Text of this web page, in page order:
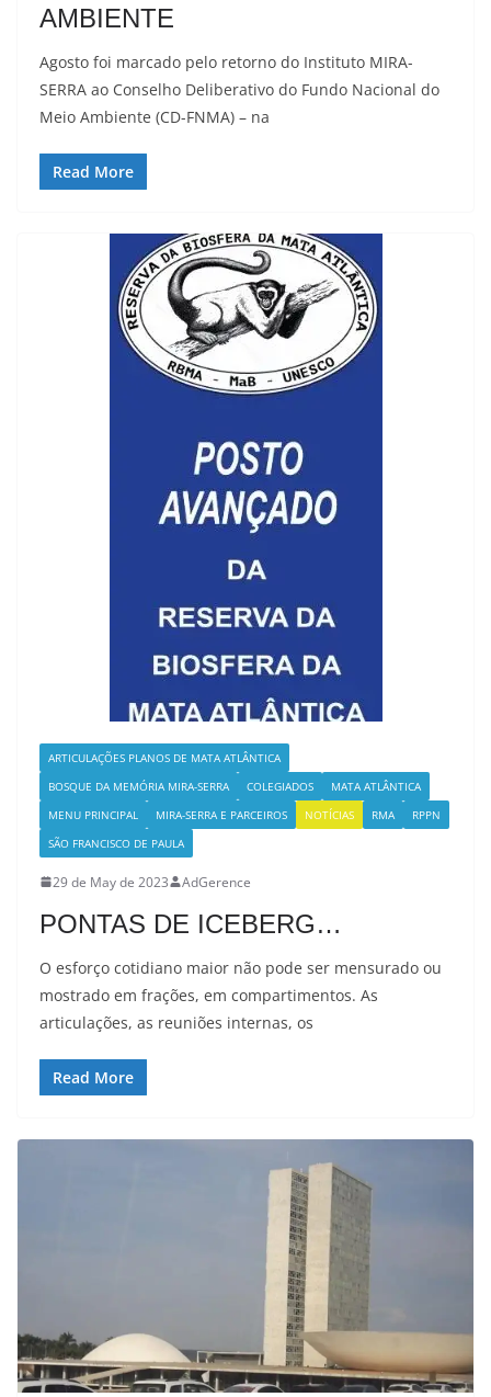
AMBIENTE
Agosto foi marcado pelo retorno do Instituto MIRA-
SERRA ao Conselho Deliberativo do Fundo Nacional do
Meio Ambiente (CD-FNMA) – na
Read More
ARTICULAÇÕES PLANOS DE MATA ATLÂNTICA
BOSQUE DA MEMÓRIA MIRA-SERRA
COLEGIADOS
MATA ATLÂNTICA
MENU PRINCIPAL
MIRA-SERRA E PARCEIROS NOTÍCIAS RMA
RPPN
SÃO FRANCISCO DE PAULA
29 de May de 2023 AdGerence
PONTAS DE ICEBERG…
O esforço cotidiano maior não pode ser mensurado ou
mostrado em frações, em compartimentos. As
articulações, as reuniões internas, os
Read More